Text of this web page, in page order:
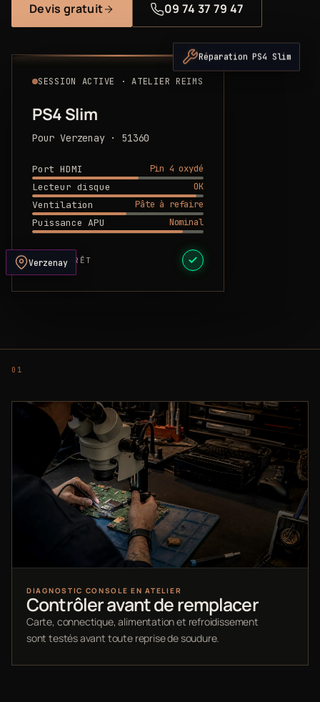
Devis gratuit 09 74 37 79 47
SESSION ACTIVE · ATELIER REIMS
PS4 Slim
Pour Verzenay · 51360
Port HDMI
Pin 4 oxydé
Lecteur disque
OK
Ventilation
Pâte à refaire
Puissance APU
Nominal
DEVIS PRÊT
Réparation PS4 Slim
Verzenay
DIAGNOSTIC CONSOLE EN ATELIER
Contrôler avant de remplacer
Carte, connectique, alimentation et refroidissement
sont testés avant toute reprise de soudure.